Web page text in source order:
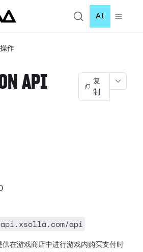
AI
作
API
复
制
api
在游戏商店中进行游戏内购买支付时